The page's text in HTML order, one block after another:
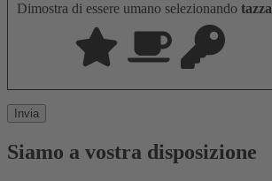
Dimostra di essere umano selezionando tazza
Siamo a vostra disposizione